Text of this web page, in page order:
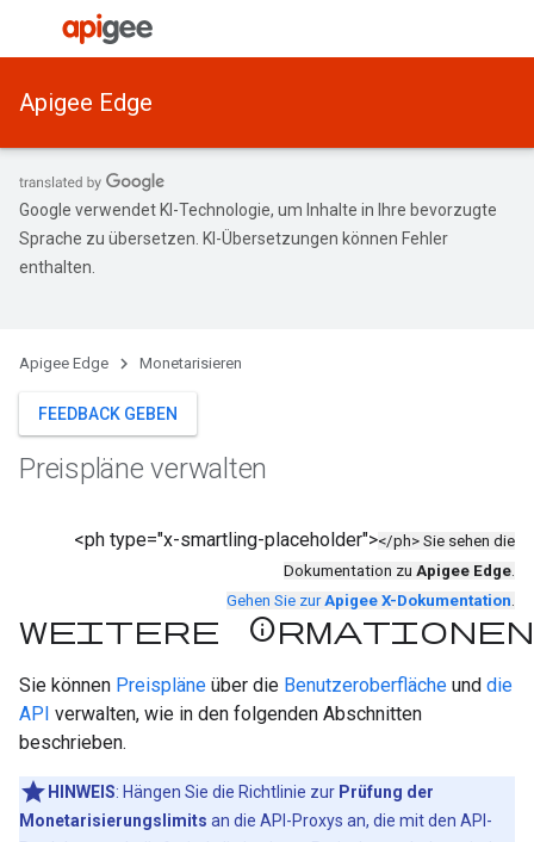
Apigee Edge
Google verwendet KI-Technologie, um Inhalte in Ihre bevorzugte
Sprache zu übersetzen. KI-Übersetzungen können Fehler
enthalten.
Apigee Edge Monetarisieren
FEEDBACK GEBEN
Preispläne verwalten
<ph type="x-smartling-placeholder"></ph> Sie sehen die
Dokumentation zu Apigee Edge.
Gehen Sie zurApigee X-Dokumentation.
Weitere Informationen
Sie können Preispläne über die Benutzeroberfläche und die
API verwalten, wie in den folgenden Abschnitten
beschrieben.
HINWEIS: Hängen Sie die Richtlinie zur Prüfung der
Monetarisierungslimits an die API-Proxys an, die mit den API-